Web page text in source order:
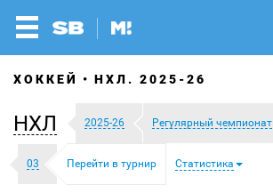
ХОККЕЙ НХЛ. 2025-26
НХЛ 2025-26 Регулярный чемпионат
03 Перейти в турнир Статистика